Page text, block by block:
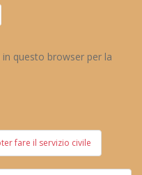
questo browser per la
fare il servizio civile